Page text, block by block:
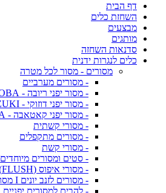
דף הבית
השחזת כלים
מבצעים
מותגים
סדנאות השחזה
כלים לנגרות ידנית
מסורים - מסור לכל מטרה
- מסורים מערביים
- מסור יפני ריובה - RYOBA
- מסור יפני דוזוקי - DOZUKI
- מסור יפני קאטאבה - KATABA
- מסורי קשתית
- מסורים מתקפלים
- מסורי קשת
- סטים ומסורים מיוחדים
- מסורי איפוס (FLUSH)
- מסורים לזנב יונים I מסור זנב יונה
- להבים למסורים יפניים